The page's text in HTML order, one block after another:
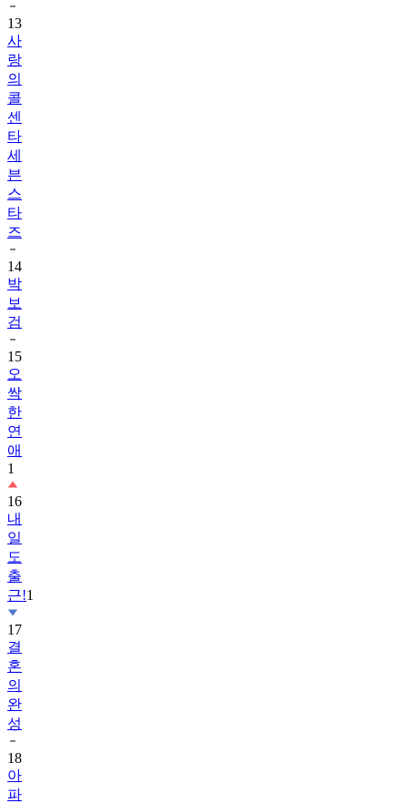
13
사
랑
의
콜
센
타
세
븐
스
타
즈
14
박
보
검
15
오
싹
한
연
애
1
16
내
일
도
출
근!1
17
결
혼
의
완
성
18
아
파